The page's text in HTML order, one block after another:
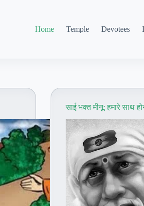
Home Temple Devotees
साई भक्त मीनू: हमारे साथ